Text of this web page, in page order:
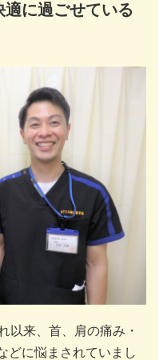
適に過ごせている
以来、首、肩の痛み・
どに悩まされていまし